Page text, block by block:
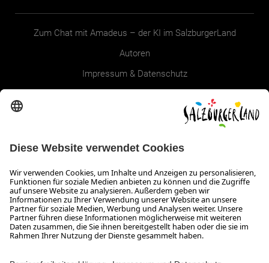
Zum Chat mit Amadeus – der KI im SalzburgerLand
Autoren
Impressum & Datenschutz
SALZBURGERLAND
Infos zum Urlaub im SalzburgerLand
Veranstaltungen im SalzburgerLand
Aktuelle Urlaubsangebote
Newsroom